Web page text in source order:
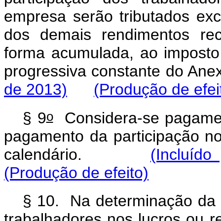
empresa serão tributados
dos demais rendimentos
forma acumulada, ao
progressiva constante do
de 2013)
(Produção de
§ 9oConsidera-se
pagamento da participação
calendário.
(Produção de efeito)
§ 10. Na determinação da